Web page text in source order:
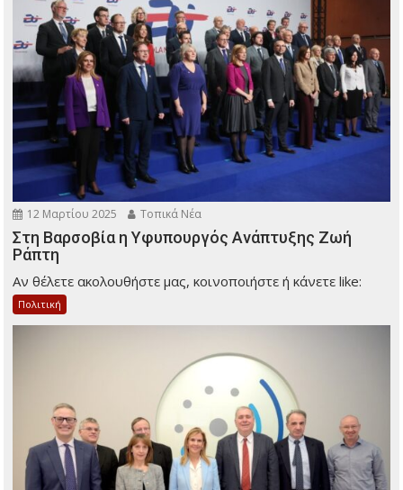
12 Μαρτίου 2025 Τοπικά Νέα
Στη Βαρσοβία η Υφυπουργός Ανάπτυξης Ζωή
Ράπτη
Αν θέλετε ακολουθήστε μας, κοινοποιήστε ή κάνετε like:
Πολιτική